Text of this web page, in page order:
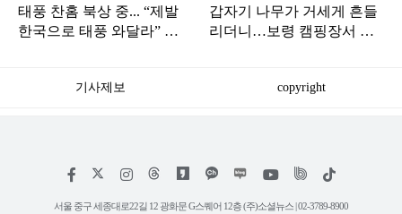
태풍 찬홈 북상 중... “제발
한국으로 태풍 와달라” 말
갑자기 나무가 거세게 흔들
리더니…보령 캠핑장서 일
기사제보 copyright
페
스
인
타
위
트
틱
서울 중구 세종대로22길 12 광화문 G스퀘어 12층 (주)소셜뉴스 | 02-3789-8900